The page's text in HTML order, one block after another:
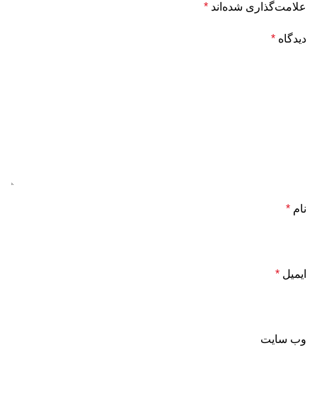
علامت‌گذاری شده‌اند *
دیدگاه *
نام *
ایمیل *
وب‌ سایت